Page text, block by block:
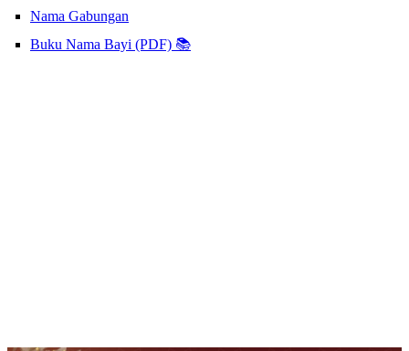
Nama Gabungan
Buku Nama Bayi (PDF) 📚